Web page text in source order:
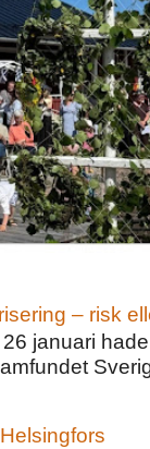
– risk
januari